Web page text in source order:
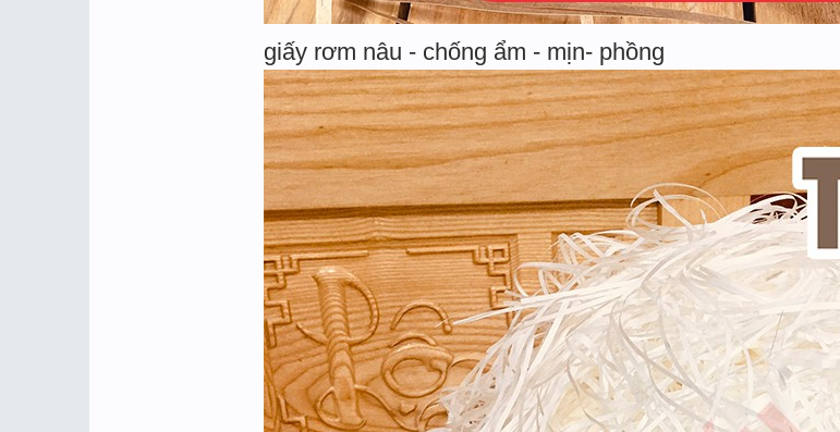
giấy rơm nâu - chống ẩm - mịn- phồng